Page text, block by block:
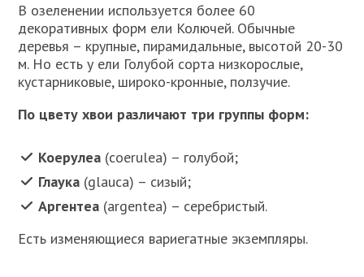
В озеленении используется более 60
декоративных форм ели Колючей. Обычные
деревья – крупные, пирамидальные, высотой 20-30
м. Но есть у ели Голубой сорта низкорослые,
кустарниковые, широко-кронные, ползучие.
По цвету хвои различают три группы форм:
Коерулеа (coerulea) – голубой;
Глаука (glauca) – сизый;
Аргентеа (argentea) – серебристый.
Есть изменяющиеся вариегатные экземпляры.